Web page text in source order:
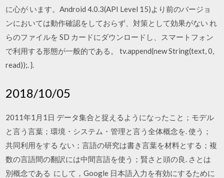
に心が います。Android 4.0.3(API Level 15)より前のバージョ
ンにおいては動作確認をしておらず、対策として効果がない れ
らのファイルを SD カードにダウンロードし、スマートフォン
で利用する形態が一般的である。 tv.append(new String(text, 0,
read));. }.
2018/10/05
2011年1月1日 データ集合と捉えるようになったこと；モデル
と言う言葉；環境・システム・管理と言う全体概念を. 使う；
共同利用をする ない；言語の研究は書き言葉を材料とする；複
数の言語間の翻訳には中間言語を使う；賢さと頭の良. さとは
別概念である にして，Google 日本語入力を有効にするために